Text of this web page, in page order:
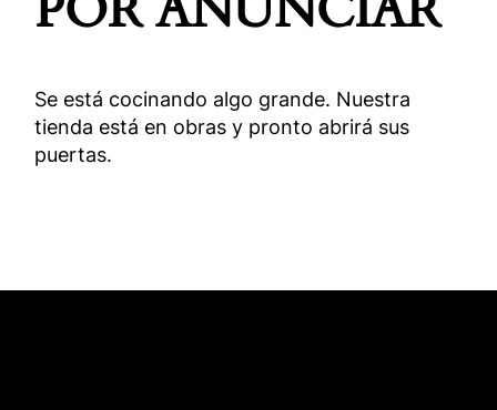
Se está cocinando algo grande. Nuestra
tienda está en obras y pronto abrirá sus
puertas.